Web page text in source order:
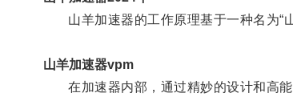
山羊加速器的工作原理基于一种名为“山
山羊加速器vpm
在加速器内部，通过精妙的设计和高能